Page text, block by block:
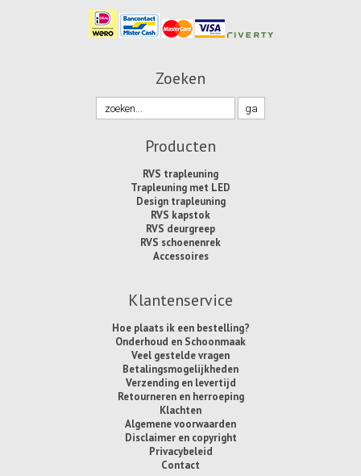
Zoeken
Producten
RVS trapleuning
Trapleuning met LED
Design trapleuning
RVS kapstok
RVS deurgreep
RVS schoenenrek
Accessoires
Klantenservice
Hoe plaats ik een bestelling?
Onderhoud en Schoonmaak
Veel gestelde vragen
Betalingsmogelijkheden
Verzending en levertijd
Retourneren en herroeping
Klachten
Algemene voorwaarden
Disclaimer en copyright
Privacybeleid
Contact